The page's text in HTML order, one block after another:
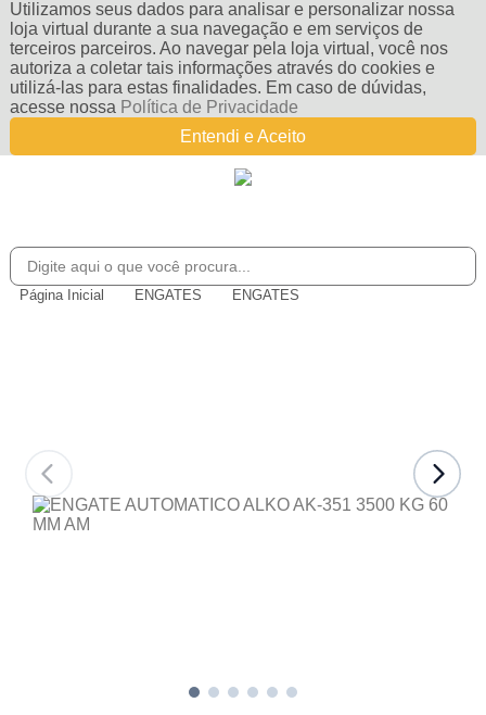
Utilizamos seus dados para analisar e personalizar nossa
loja virtual durante a sua navegação e em serviços de
terceiros parceiros. Ao navegar pela loja virtual, você nos
autoriza a coletar tais informações através do cookies e
utilizá-las para estas finalidades. Em caso de dúvidas,
acesse nossa Política de Privacidade
Entendi e Aceito
Página Inicial ENGATES ENGATES